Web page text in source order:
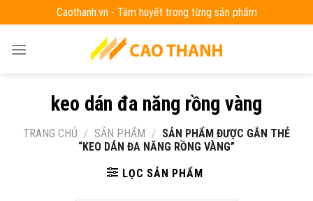
to
content
Caothanh.vn - Tâm huyết trong từng sản phẩm
keo dán đa năng rồng vàng
TRANG CHỦ / SẢN PHẨM / SẢN PHẨM ĐƯỢC GẮN THẺ
“KEO DÁN ĐA NĂNG RỒNG VÀNG”
LỌC SẢN PHẨM